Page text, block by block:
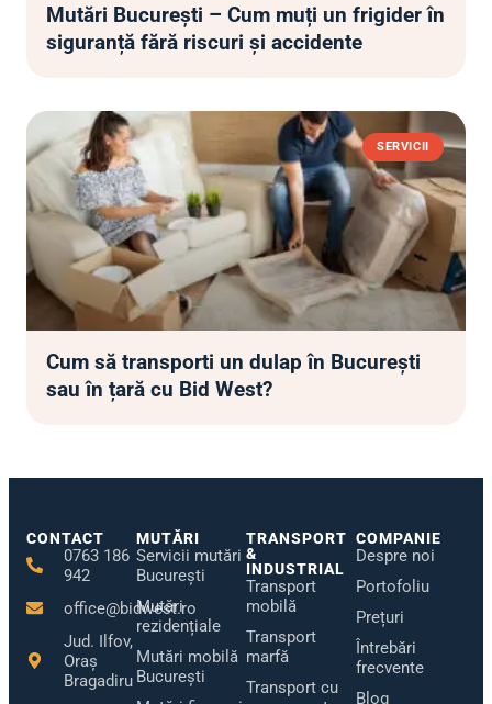
Mutări București – Cum muți un frigider în
siguranță fără riscuri și accidente
SERVICII
Cum să transporti un dulap în București
sau în țară cu Bid West?
CONTACT
0763 186
942
office@bidwest.ro
Jud. Ilfov,
Oraș
Bragadiru
MUTĂRI
Servicii mutări
București
Mutări
rezidențiale
Mutări mobilă
București
TRANSPORT
&
INDUSTRIAL
Transport
mobilă
Transport
marfă
Transport cu
COMPANIE
Despre noi
Portofoliu
Prețuri
Întrebări
frecvente
Blog